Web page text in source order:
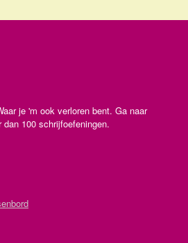
je 'm ook verloren bent. Ga naar
100 schrijfoefeningen.